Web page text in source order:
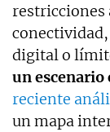
restricciones
digital o
un escenario
reciente
un mapa